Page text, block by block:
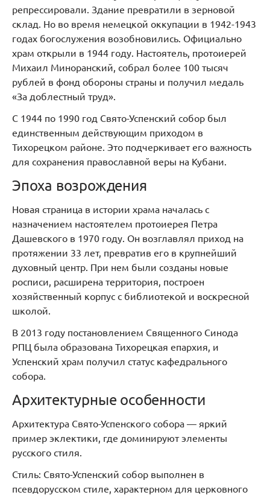
репрессировали. Здание превратили в зерновой
склад. Но во время немецкой оккупации в 1942-1943
годах богослужения возобновились. Официально
храм открыли в 1944 году. Настоятель, протоиерей
Михаил Миноранский, собрал более 100 тысяч
рублей в фонд обороны страны и получил медаль
«За доблестный труд».
С 1944 по 1990 год Свято-Успенский собор был
единственным действующим приходом в
Тихорецком районе. Это подчеркивает его важность
для сохранения православной веры на Кубани.
Эпоха возрождения
Новая страница в истории храма началась с
назначением настоятелем протоиерея Петра
Дашевского в 1970 году. Он возглавлял приход на
протяжении 33 лет, превратив его в крупнейший
духовный центр. При нем были созданы новые
росписи, расширена территория, построен
хозяйственный корпус с библиотекой и воскресной
школой.
В 2013 году постановлением Священного Синода
РПЦ была образована Тихорецкая епархия, и
Успенский храм получил статус кафедрального
собора.
Архитектурные особенности
Архитектура Свято-Успенского собора — яркий
пример эклектики, где доминируют элементы
русского стиля.
Стиль: Свято-Успенский собор выполнен в
псевдорусском стиле, характерном для церковного